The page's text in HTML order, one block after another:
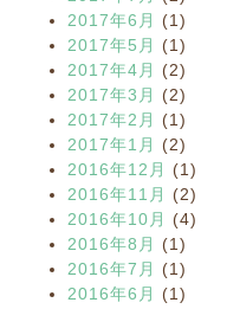
2017年6月
(1)
2017年5月
(1)
2017年4月
(2)
2017年3月
(2)
2017年2月
(1)
2017年1月
(2)
2016年12月
(1)
2016年11月
(2)
2016年10月
(4)
2016年8月
(1)
2016年7月
(1)
2016年6月
(1)